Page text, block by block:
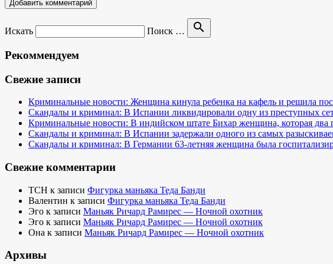
Искать Поиск … search
Рекоммендуем
Свежие записи
Криминальные новости: Женщина кинула ребенка на кафель и решила
Скандалы и криминал: В Испании ликвидировали одну из преступных
Криминальные новости: В индийском штате Бихар женщина, которая два
Скандалы и криминал: В Испании задержали одного из самых
Скандалы и криминал: В Германии 63-летняя женщина была
Свежие комментарии
TCH к записи Фигурка маньяка Теда Банди
Валентин к записи Фигурка маньяка Теда Банди
Эго к записи Маньяк Ричард Рамирес — Ночной охотник
Эго к записи Маньяк Ричард Рамирес — Ночной охотник
Она к записи Маньяк Ричард Рамирес — Ночной охотник
Архивы